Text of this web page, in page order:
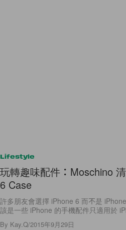
Lifestyle
玩轉趣味配件：Moschino
6 Case
許多朋友會選擇 iPhone 6 而不是
該是一些 iPhone 的手機配件只適用於
By Kay.Q/2015年9月29日